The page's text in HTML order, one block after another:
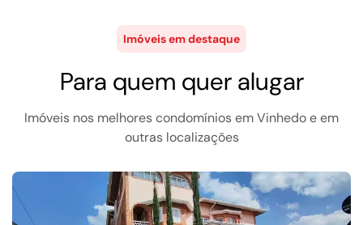
Imóveis em destaque
Para quem quer alugar
Imóveis nos melhores condomínios em Vinhedo e em
outras localizações